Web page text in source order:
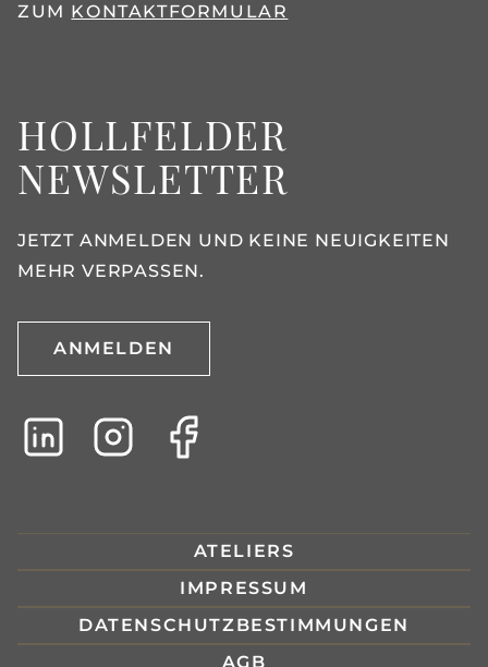
ZUM KONTAKTFORMULAR
HOLLFELDER
NEWSLETTER
JETZT ANMELDEN UND KEINE NEUIGKEITEN
MEHR VERPASSEN.
ANMELDEN
ATELIERS
IMPRESSUM
DATENSCHUTZBESTIMMUNGEN
AGB